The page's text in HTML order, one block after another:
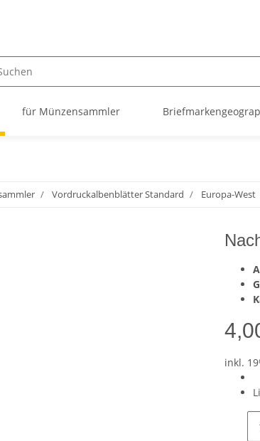
für Münzensammler
Vordruckalbenblätter Standard Europa-West
inkl.